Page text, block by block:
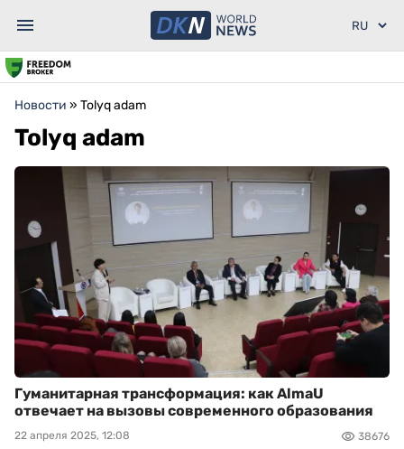
Новости » Tolyq adam
Tolyq adam
Гуманитарная трансформация: как AlmaU
отвечает на вызовы современного образования
22 апреля 2025, 12:08 38676